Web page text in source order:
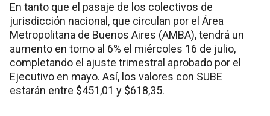
En tanto que el pasaje de los colectivos de
jurisdicción nacional, que circulan por el Área
Metropolitana de Buenos Aires (AMBA), tendrá un
aumento en torno al 6% el miércoles 16 de julio,
completando el ajuste trimestral aprobado por el
Ejecutivo en mayo. Así, los valores con SUBE
estarán entre $451,01 y $618,35.